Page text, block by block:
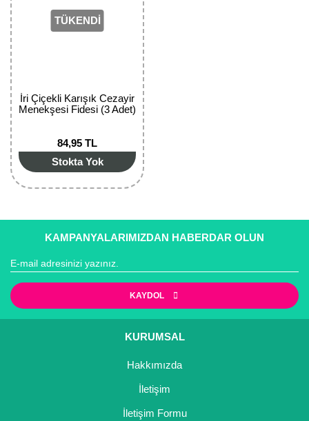
TÜKENDİ
İri Çiçekli Karışık Cezayir
Menekşesi Fidesi (3 Adet)
84,95 TL
Stokta Yok
KAMPANYALARIMIZDAN HABERDAR OLUN
KAYDOL
KURUMSAL
Hakkımızda
İletişim
İletişim Formu
Kuşburnu Fidanı
Malta Eriği Fidanı
Mango Fidanı
Melez Meyveler
Muşmula Fidanı
Muz Fidanı